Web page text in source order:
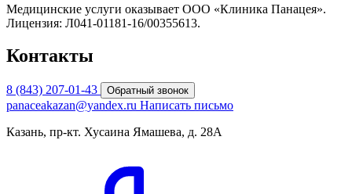
Медицинские услуги оказывает ООО «Клиника Панацея».
Лицензия: Л041-01181-16/00355613.
Контакты
8 (843) 207-01-43 Обратный звонок
panaceakazan@yandex.ru Написать письмо
Казань, пр-кт. Хусаина Ямашева, д. 28А